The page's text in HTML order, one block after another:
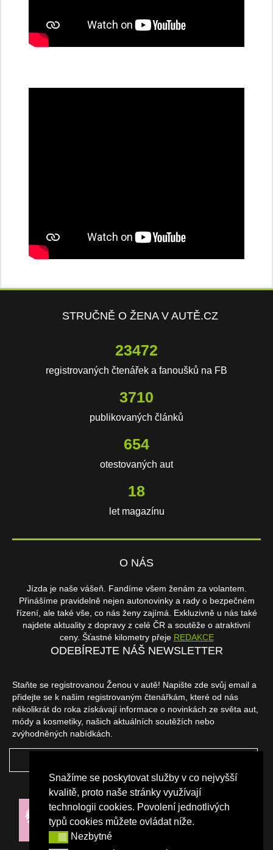
Snažíme se poskytovat služby v co nejvyšší
kvalitě, proto naše stránky využívají
technologii cookies. Povolení jednotlivých
typů cookies můžete ovládat níže.
NezbytnéNezbytné
STRUČNĚ O ŽENA V AUTĚ.CZ
23472
registrovaných čtenářek a fanoušků na FB
3710
publikovaných článků
654
otestovaných aut
18
let magazínu
O NÁS
Jízda je naše vášeň. Fandíme všem ženám za volantem.
Přinášíme pravidelně nejen autonovinky a rady o bezpečném
řízení, ale také vše, co nás ženy zajímá. Exkluzivně u nás také
najdete aktuality z dopravy z celé ČR a soutěže o atraktivní
ceny. Šťastné kilometry přeje REDAKCE
ODEBÍREJTE NÁŠ NEWSLETTER
Staňte se registrovanou Ženou v autě! Napište zde svůj email a
přidejte se k našim registrovaným čtenářkám, které od nás
několikrát do roka získávají informace o novinkách ze světa aut,
módy a kosmetiky, našich aktuálních soutěžích nebo
zvýhodněných nabídkách.
NAŠI PARTNEŘI